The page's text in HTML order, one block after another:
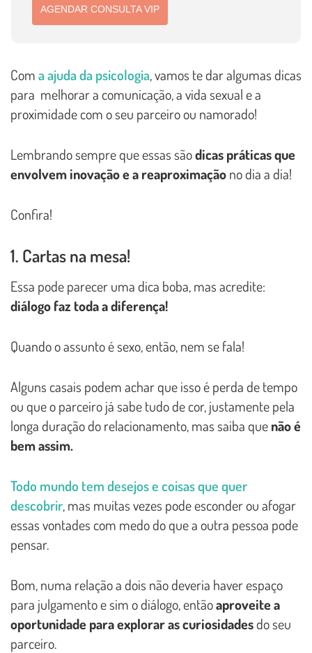
AGENDAR CONSULTA VIP
Coma ajuda da psicologia, vamos te dar algumas dicas
para melhorar a comunicação, a vida sexual e a
proximidade com o seu parceiro ou namorado!
Lembrando sempre que essas sãodicas práticas que
envolvem inovação e a reaproximaçãono dia a dia!
Confira!
1. Cartas na mesa!
Essa pode parecer uma dica boba, mas acredite:
diálogo faz toda a diferença!
Quando o assunto é sexo, então, nem se fala!
Alguns casais podem achar que isso é perda de tempo
ou que o parceiro já sabe tudo de cor, justamente pela
longa duração do relacionamento, mas saiba quenão é
bem assim.
Todo mundo tem desejos e coisas que quer
descobrir, mas muitas vezes pode esconder ou afogar
essas vontades com medo do que a outra pessoa pode
pensar.
Bom, numa relação a dois não deveria haver espaço
para julgamento e sim o diálogo, entãoaproveite a
oportunidade para explorar as curiosidadesdo seu
parceiro.